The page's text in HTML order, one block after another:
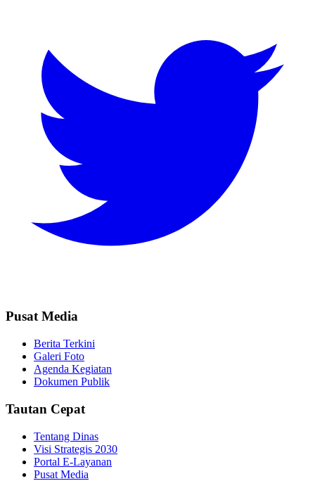
Pusat Media
Berita Terkini
Galeri Foto
Agenda Kegiatan
Dokumen Publik
Tautan Cepat
Tentang Dinas
Visi Strategis 2030
Portal E-Layanan
Pusat Media